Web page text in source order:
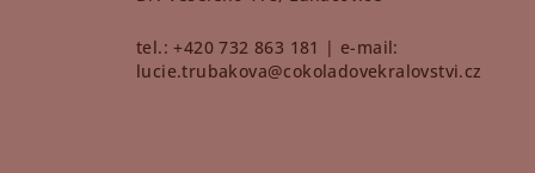
tel.: +420 732 863 181 | e-mail:
lucie.trubakova@cokoladovekralovstvi.cz